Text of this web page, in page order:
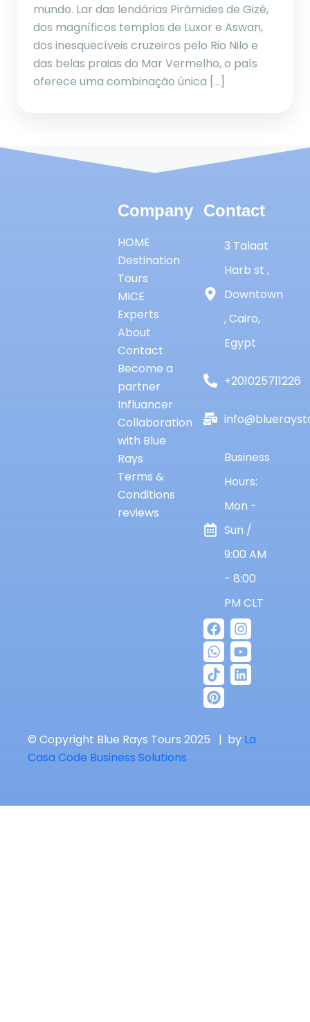
mundo. Lar das lendárias Pirâmides de Gizé,
dos magníficos templos de Luxor e Aswan,
dos inesquecíveis cruzeiros pelo Rio Nilo e
das belas praias do Mar Vermelho, o país
oferece uma combinação única […]
© Copyright Blue Rays Tours 2025 | by La
Casa Code Business Solutions
Company
HOME
Destination
Tours
MICE
Experts
About
Contact
Become a
partner
Influancer
Collaboration
with Blue
Rays
Terms &
Conditions
reviews
Contact
3 Talaat
Harb st ,
Downtown
, Cairo,
Egypt
+201025711226
Business
Hours:
Mon -
Sun /
9:00 AM
- 8:00
PM CLT